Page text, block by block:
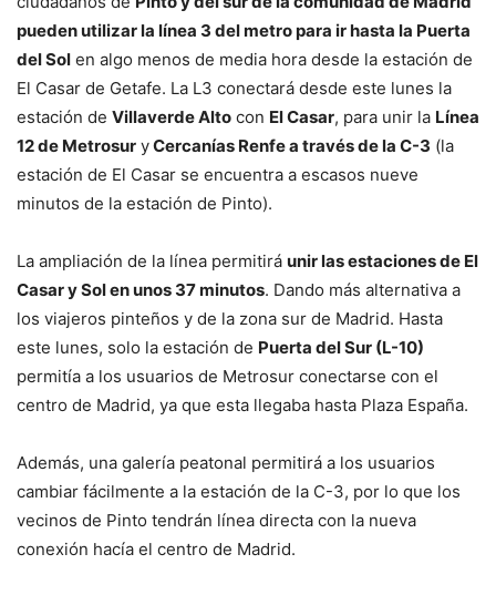
pueden utilizar la línea 3 del metro para ir hasta la Puerta
del Sol en algo menos de media hora desde la estación de
El Casar de Getafe. La L3 conectará desde este lunes la
estación de Villaverde Alto con El Casar, para unir la Línea
12 de Metrosur yCercanías Renfe a través de la C-3 (la
estación de El Casar se encuentra a escasos nueve
minutos de la estación de Pinto).
La ampliación de la línea permitirá unir las estaciones de El
Casar y Sol en unos 37 minutos. Dando más alternativa a
los viajeros pinteños y de la zona sur de Madrid. Hasta
este lunes, solo la estación de Puerta del Sur (L-10)
permitía a los usuarios de Metrosur conectarse con el
centro de Madrid, ya que esta llegaba hasta Plaza España.
Además, una galería peatonal permitirá a los usuarios
cambiar fácilmente a la estación de la C-3, por lo que los
vecinos de Pinto tendrán línea directa con la nueva
conexión hacía el centro de Madrid.